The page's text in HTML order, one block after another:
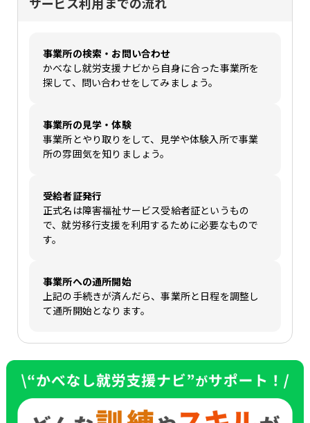
事業所の検索・お問い合わせ
かべなし就労支援ナビから自身に合った事業所を
探して、問い合わせをしてみましょう。
事業所の見学・体験
事業所とやり取りをして、見学や体験入所で事業
所の雰囲気を知りましょう。
受給者証発行
正式名は障害福祉サービス受給者証というもの
で、就労移行支援を利用するために必要なもので
す。
事業所への通所開始
上記の手続きが済んだら、事業所と日程を調整し
て通所開始となります。